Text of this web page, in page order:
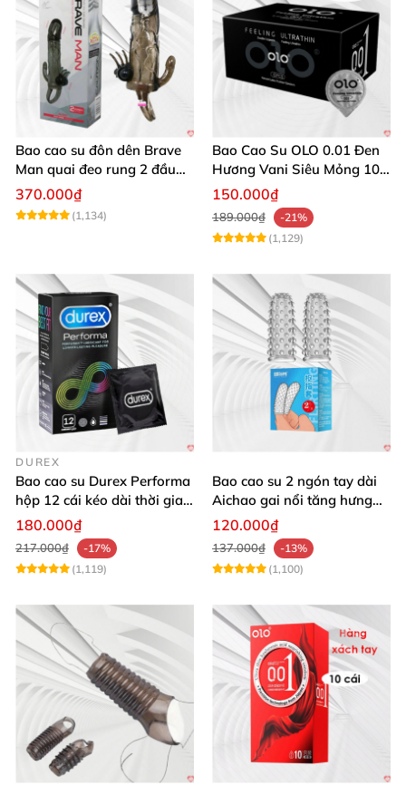
Bao cao su đôn dên Brave
Man quai đeo rung 2 đầu
nhánh phụ
370.000₫
(1,134)
Bao Cao Su OLO 0.01 Đen
Hương Vani Siêu Mỏng 10
Cái
150.000₫
189.000₫
-21%
(1,129)
DUREX
Bao cao su Durex Performa
hộp 12 cái kéo dài thời gian
an toàn
180.000₫
217.000₫
-17%
(1,119)
Bao cao su 2 ngón tay dài
Aichao gai nổi tăng hưng
phấn mượt 2 cái trong hộp
120.000₫
137.000₫
-13%
(1,100)